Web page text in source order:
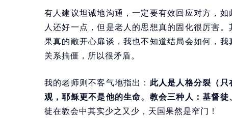
有人建议坦诚地沟通，一定要有效回应对方，
人还好一点，但是老人的思想真的固化很厉害
果真的敞开心扉谈，我也不知道结局会如何，
关系搞僵，所以很矛盾。
我的老师则不客气地指出： 此人是人格分裂（
观，耶稣更不是他的生命。教会三种人：基督徒
徒在教会中其实少之又少，天国果然是窄门！